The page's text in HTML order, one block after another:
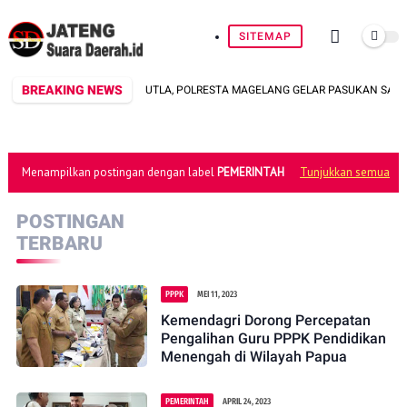
SITEMAP
BREAKING NEWS
ANTISIPASI KARHUTLA, POLRESTA MAGELANG GELAR PASUKAN
Menampilkan postingan dengan label PEMERINTAH Tunjukkan semua
POSTINGAN
TERBARU
PPPK MEI 11, 2023
Kemendagri Dorong Percepatan
Pengalihan Guru PPPK Pendidikan
Menengah di Wilayah Papua
PEMERINTAH APRIL 24, 2023